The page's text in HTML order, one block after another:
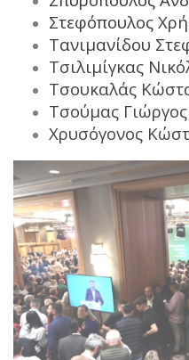
Στεφόπουλος
Τανιμανίδου
Τσιλιμίγκας
Τσουκαλάς
Τσούμας Γιώργος
Χρυσόγονος